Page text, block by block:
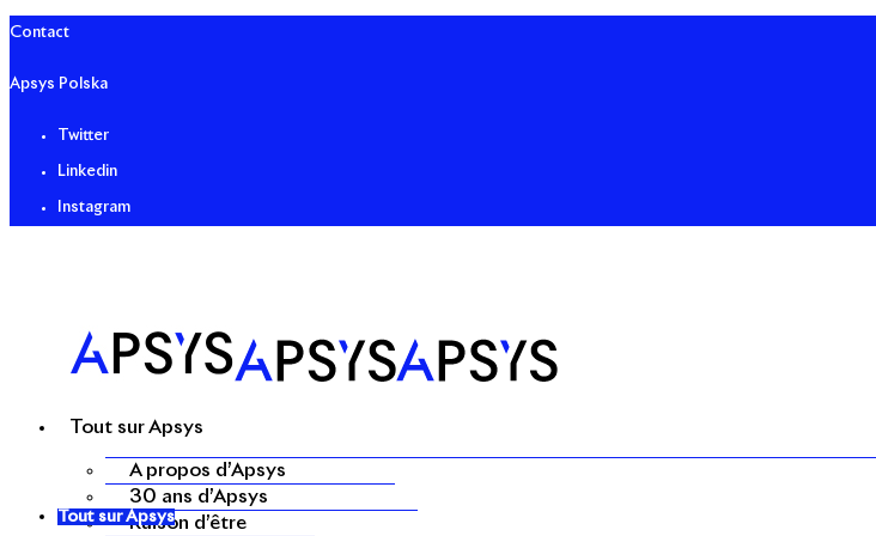
Contact
Apsys Polska
Twitter
Linkedin
Instagram
Tout sur Apsys
A propos d’Apsys
30 ans d’Apsys
Raison d’être
Tout sur Apsys